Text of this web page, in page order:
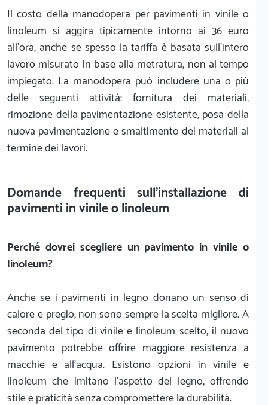
Il costo della manodopera per pavimenti in vinile o
linoleum si aggira tipicamente intorno ai 36 euro
all'ora, anche se spesso la tariffa è basata sull'intero
lavoro misurato in base alla metratura, non al tempo
impiegato. La manodopera può includere una o più
delle seguenti attività: fornitura dei materiali,
rimozione della pavimentazione esistente, posa della
nuova pavimentazione e smaltimento dei materiali al
termine dei lavori.
Domande frequenti sull'installazione di
pavimenti in vinile o linoleum
Perché dovrei scegliere un pavimento in vinile o
linoleum?
Anche se i pavimenti in legno donano un senso di
calore e pregio, non sono sempre la scelta migliore. A
seconda del tipo di vinile e linoleum scelto, il nuovo
pavimento potrebbe offrire maggiore resistenza a
macchie e all'acqua. Esistono opzioni in vinile e
linoleum che imitano l'aspetto del legno, offrendo
stile e praticità senza compromettere la durabilità.